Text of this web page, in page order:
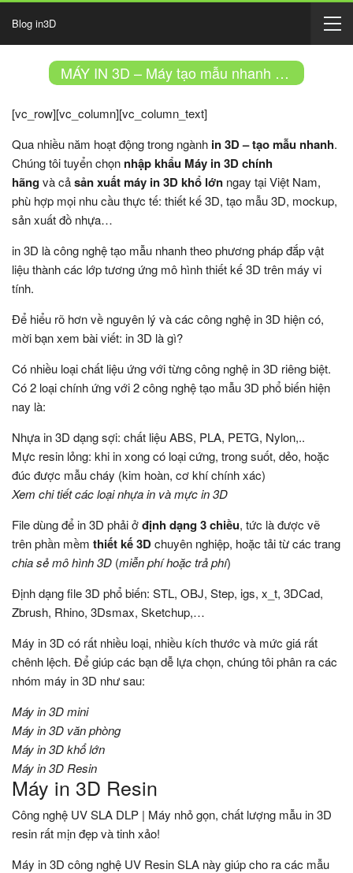
Blog in3D
MÁY IN 3D – Máy tạo mẫu nhanh – 3D Printer
[vc_row][vc_column][vc_column_text]
Qua nhiều năm hoạt động trong ngành in 3D – tạo mẫu nhanh.
Chúng tôi tuyển chọn nhập khẩu Máy in 3Dchính
hãngvàcảsản xuất máy in 3Dkhổ lớn ngay tại Việt Nam,
phù hợp mọi nhu cầu thực tế: thiết kế 3D, tạo mẫu 3D, mockup,
sản xuất đồ nhựa…
in 3D là công nghệ tạo mẫu nhanh theo phương pháp đắp vật
liệu thành các lớp tương ứng mô hình thiết kế 3D trên máy vi
tính.
Để hiểu rõ hơn về nguyên lý và các công nghệ in 3D hiện có,
mời bạn xem bài viết: in 3D là gì?
Có nhiều loại chất liệu ứng với từng công nghệ in 3D riêng biệt.
Có 2 loại chính ứng với 2 công nghệ tạo mẫu 3D phổ biến hiện
nay là:
Nhựa in 3D dạng sợi: chất liệu ABS, PLA, PETG, Nylon,..
Mực resin lỏng: khi in xong có loại cứng, trong suốt, dẻo, hoặc
đúc được mẫu cháy (kim hoàn, cơ khí chính xác)
Xem chi tiết các loạinhựa in và mực in 3D
File dùng để in 3D phải ởđịnh dạng 3 chiều, tức là được vẽ
trên phần mềm thiết kế 3Dchuyên nghiệp, hoặc tải từ các trang
chia sẻ mô hình 3D (miễn phí hoặc trả phí)
Định dạng file 3D phổ biến: STL, OBJ, Step, igs, x_t, 3DCad,
Zbrush, Rhino, 3Dsmax, Sketchup,…
Máy in 3D có rất nhiều loại, nhiều kích thước và mức giá rất
chênh lệch. Để giúp các bạn dễ lựa chọn, chúng tôi phân ra các
nhóm máy in 3D như sau:
Máy in 3D mini
Máy in 3D văn phòng
Máy in 3D khổ lớn
Máy in 3D Resin
Máy in 3D Resin
Công nghệ UV SLA DLP | Máy nhỏ gọn, chất lượng mẫu in 3D
resin rất mịn đẹp và tinh xảo!
Máy in 3D công nghệ UV Resin SLA này giúp cho ra các mẫu